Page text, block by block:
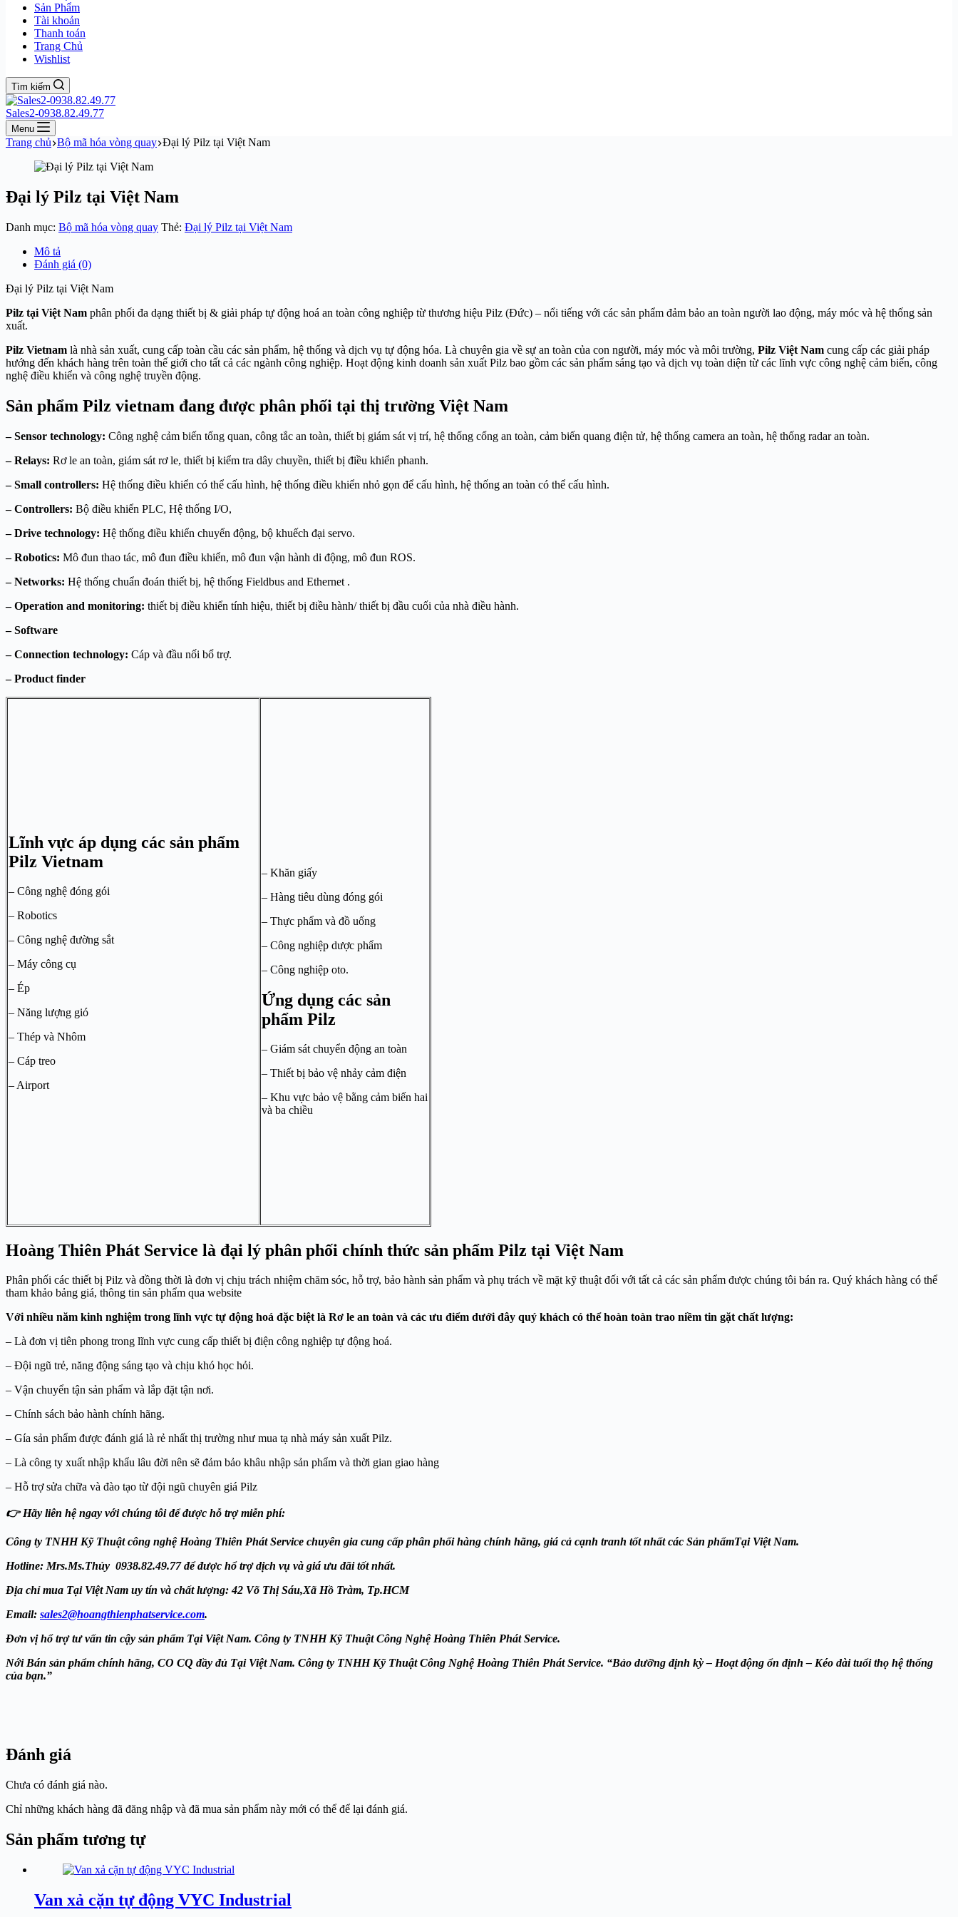
Sản Phẩm
Tài khoản
Thanh toán
Trang Chủ
Wishlist
Tìm kiếm
Sales2-0938.82.49.77
Menu
Trang chủ Bộ mã hóa vòng quay Đại lý Pilz tại Việt Nam
Đại lý Pilz tại Việt Nam
Danh mục: Bộ mã hóa vòng quay Thẻ: Đại lý Pilz tại Việt Nam
Mô tả
Đánh giá (0)
Đại lý Pilz tại Việt Nam
Pilz tại Việt Nam phân phối đa dạng thiết bị & giải pháp tự động hoá an toàn công nghiệp từ thương hiệu Pilz (Đức) – nổi tiếng với các sản phẩm đảm bảo an toàn người lao động, máy móc và hệ thống sản
xuất.
Pilz Vietnam là nhà sản xuất, cung cấp toàn cầu các sản phẩm, hệ thống và dịch vụ tự động hóa. Là chuyên gia về sự an toàn của con người, máy móc và môi trường, Pilz Việt Nam cung cấp các giải pháp
hướng đến khách hàng trên toàn thế giới cho tất cả các ngành công nghiệp. Hoạt động kinh doanh sản xuất Pilz bao gồm các sản phẩm sáng tạo và dịch vụ toàn diện từ các lĩnh vực công nghệ cảm biến, công
nghệ điều khiển và công nghệ truyền động.
Sản phẩm Pilz vietnam đang được phân phối tại thị trường Việt Nam
– Sensor technology: Công nghệ cảm biến tổng quan, công tắc an toàn, thiết bị giám sát vị trí, hệ thống cổng an toàn, cảm biến quang điện tử, hệ thống camera an toàn, hệ thống radar an toàn.
– Relays: Rơ le an toàn, giám sát rơ le, thiết bị kiểm tra dây chuyền, thiết bị điều khiển phanh.
– Small controllers: Hệ thống điều khiển có thể cấu hình, hệ thống điều khiển nhỏ gọn để cấu hình, hệ thống an toàn có thể cấu hình.
– Controllers: Bộ điều khiển PLC, Hệ thống I/O,
– Drive technology: Hệ thống điều khiển chuyển động, bộ khuếch đại servo.
– Robotics: Mô đun thao tác, mô đun điều khiển, mô đun vận hành di động, mô đun ROS.
– Networks: Hệ thống chuẩn đoán thiết bị, hệ thống Fieldbus and Ethernet .
– Operation and monitoring: thiết bị điều khiển tính hiệu, thiết bị điều hành/ thiết bị đầu cuối của nhà điều hành.
– Software
– Connection technology: Cáp và đầu nối bổ trợ.
– Product finder
Lĩnh vực áp dụng các sản phẩm
Pilz Vietnam
– Công nghệ đóng gói
– Robotics
– Công nghệ đường sắt
– Máy công cụ
– Ép
– Năng lượng gió
– Thép và Nhôm
– Cáp treo
– Airport
– Khăn giấy
– Hàng tiêu dùng đóng gói
– Thực phẩm và đồ uống
– Công nghiệp dược phẩm
– Côn​g nghiệp oto.
Ứng dụng các sản
phẩm Pilz
– Giám sát chuyển động an toàn
– Thiết bị bảo vệ nhảy cảm điện
– Khu vực bảo vệ bằng cảm biến hai
và ba chiều
Hoàng Thiên Phát Service là đại lý phân phối chính thức sản phẩm Pilz tại Việt Nam
Phân phối các thiết bị Pilz và đồng thời là đơn vị chịu trách nhiệm chăm sóc, hỗ trợ, bảo hành sản phẩm và phụ trách về mặt kỹ thuật đối với tất cả các sản phẩm được chúng tôi bán ra. Quý khách hàng có thể
tham khảo bảng giá, thông tin sản phẩm qua website
Với nhiều năm kinh nghiệm trong lĩnh vực tự động hoá đặc biệt là Rơ le an toàn và các ưu điểm dưới đây quý khách có thể hoàn toàn trao niềm tin gặt chất lượng:
– Là đơn vị tiên phong trong lĩnh vực cung cấp thiết bị điện công nghiệp tự động hoá.
– Đội ngũ trẻ, năng động sáng tạo và chịu khó học hỏi.
– Vận chuyển tận sản phẩm và lắp đặt tận nơi.
–Chính sách bảo hành chính hãng.
– Gía sản phẩm được đánh giá là rẻ nhất thị trường như mua tạ nhà máy sản xuất Pilz.
– Là công ty xuất nhập khẩu lâu đời nên sẽ đảm bảo khâu nhập sản phẩm và thời gian giao hàng
– Hỗ trợ sửa chữa và đào tạo từ đội ngũ chuyên giá Pilz
👉 Hãy liên hệ ngay với chúng tôi để được hỗ trợ miễn phí:
Công ty TNHH Kỹ Thuật công nghệ Hoàng Thiên PhátService chuyên gia cung cấp phân phối hàng chính hãng, giá cả cạnh tranh tốt nhất các Sản phẩmTại Việt Nam.
Hotline: Mrs.Ms.Thủy 0938.82.49.77 để được hổ trợ dịch vụ và giá ưu đãi tốt nhất.
Địa chỉ mua Tại Việt Nam uy tín và chất lượng: 42 Võ Thị Sáu,Xã Hồ Tràm, Tp.HCM
Email: sales2@hoangthienphatservice.com.
Đơn vị hổ trợ tư vấn tin cậy sản phẩm Tại Việt Nam. Công ty TNHH Kỹ Thuật Công Nghệ Hoàng Thiên PhátService.
Nới Bán sản phẩm chính hãng, CO CQ đầy đủ Tại Việt Nam. Công ty TNHH Kỹ Thuật Công Nghệ Hoàng Thiên PhátService. “Bảo dưỡng định kỳ – Hoạt động ổn định – Kéo dài tuổi thọ hệ thống
của bạn.”
Đánh giá
Chưa có đánh giá nào.
Chỉ những khách hàng đã đăng nhập và đã mua sản phẩm này mới có thể để lại đánh giá.
Sản phẩm tương tự
Van xả cặn tự động VYC Industrial